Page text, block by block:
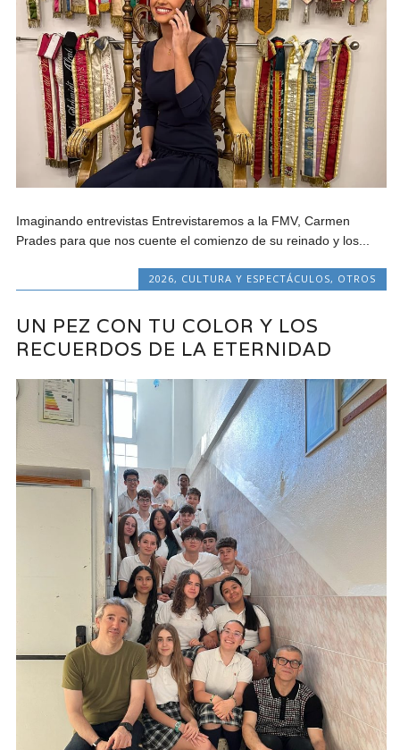
Imaginando entrevistas Entrevistaremos a la FMV, Carmen
Prades para que nos cuente el comienzo de su reinado y los...
2026, CULTURA Y ESPECTÁCULOS, OTROS
UN PEZ CON TU COLOR Y LOS
RECUERDOS DE LA ETERNIDAD